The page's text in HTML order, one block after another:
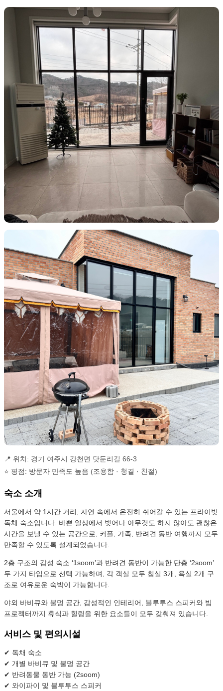
📍 위치: 경기 여주시 강천면 닷둔리길 66-3
⭐ 평점: 방문자 만족도 높음 (조용함 · 청결 · 친절)
숙소 소개
서울에서 약 1시간 거리, 자연 속에서 온전히 쉬어갈 수 있는 프라이빗
독채 숙소입니다. 바쁜 일상에서 벗어나 아무것도 하지 않아도 괜찮은
시간을 보낼 수 있는 공간으로, 커플, 가족, 반려견 동반 여행까지 모두
만족할 수 있도록 설계되었습니다.
2층 구조의 감성 숙소 ‘1soom’과 반려견 동반이 가능한 단층 ‘2soom’
두 가지 타입으로 선택 가능하며, 각 객실 모두 침실 3개, 욕실 2개 구
조로 여유로운 숙박이 가능합니다.
야외 바비큐와 불멍 공간, 감성적인 인테리어, 블루투스 스피커와 빔
프로젝터까지 휴식과 힐링을 위한 요소들이 모두 갖춰져 있습니다.
서비스 및 편의시설
✔ 독채 숙소
✔ 개별 바비큐 및 불멍 공간
✔ 반려동물 동반 가능 (2soom)
✔ 와이파이 및 블루투스 스피커